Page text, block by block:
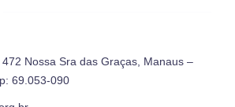
Nossa Sra das Graças, Manaus –
69.053-090